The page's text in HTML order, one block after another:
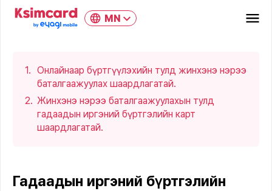
MN
Онлайнаар бүртгүүлэхийн тулд жинхэнэ нэрээ
баталгаажуулах шаардлагатай.
Жинхэнэ нэрээ баталгаажуулахын тулд
гадаадын иргэний бүртгэлийн карт
шаардлагатай.
Гадаадын иргэний бүртгэлийн